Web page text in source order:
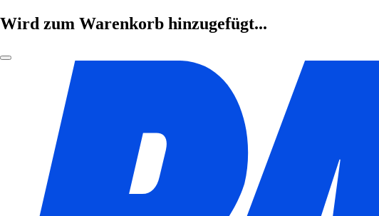
Wird zum Warenkorb hinzugefügt...